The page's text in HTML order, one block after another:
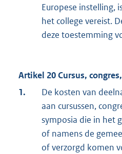
Europese instelling,
het college vereist.
deze toestemming
Artikel 20 Cursus,
1.
De kosten van
aan cursussen,
symposia die in het
of namens de
of verzorgd komen